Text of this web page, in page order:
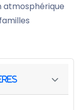
atmosphérique